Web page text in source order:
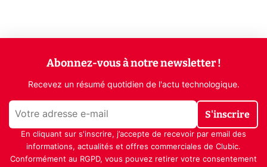
Abonnez-vous à notre newsletter !
Recevez un résumé quotidien de l'actu technologique.
S'inscrire
En cliquant sur s'inscrire, j’accepte de recevoir par email des
informations, actualités et offres commerciales de Clubic.
Conformément au RGPD, vous pouvez retirer votre consentement